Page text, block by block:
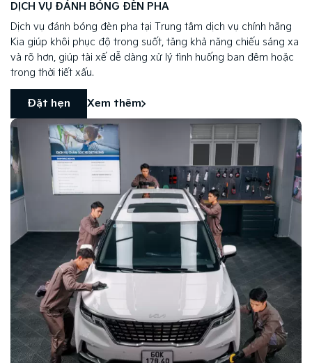
DỊCH VỤ ĐÁNH BÓNG ĐÈN PHA
Dịch vụ đánh bóng đèn pha tại Trung tâm dịch vụ chính hãng
Kia giúp khôi phục độ trong suốt, tăng khả năng chiếu sáng xa
và rõ hơn, giúp tài xế dễ dàng xử lý tình huống ban đêm hoặc
trong thời tiết xấu.
Đặt hẹn Xem thêm